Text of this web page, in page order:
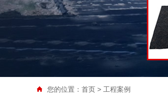
您的位置： 首页 > 工程案例